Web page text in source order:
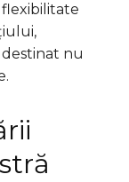
nu